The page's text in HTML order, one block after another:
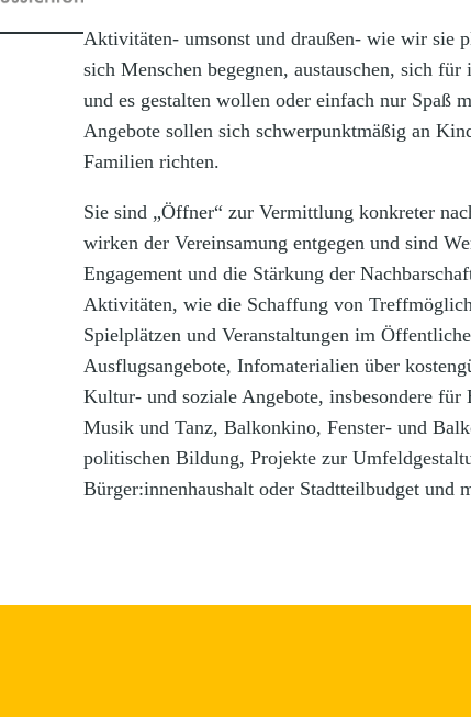
Aktivitäten- umsonst und draußen- wie wir sie
sich Menschen begegnen, austauschen, sich
und es gestalten wollen oder einfach nur Spaß
Angebote sollen sich schwerpunktmäßig an
Familien richten.
Sie sind „Öffner“ zur Vermittlung konkreter
wirken der Vereinsamung entgegen und sind
Engagement und die Stärkung der
Aktivitäten, wie die Schaffung von
Spielplätzen und Veranstaltungen im
Ausflugsangebote, Infomaterialien über
Kultur- und soziale Angebote, insbesondere für
Musik und Tanz, Balkonkino, Fenster- und
politischen Bildung, Projekte zur
Bürger:innenhaushalt oder Stadtteilbudget und